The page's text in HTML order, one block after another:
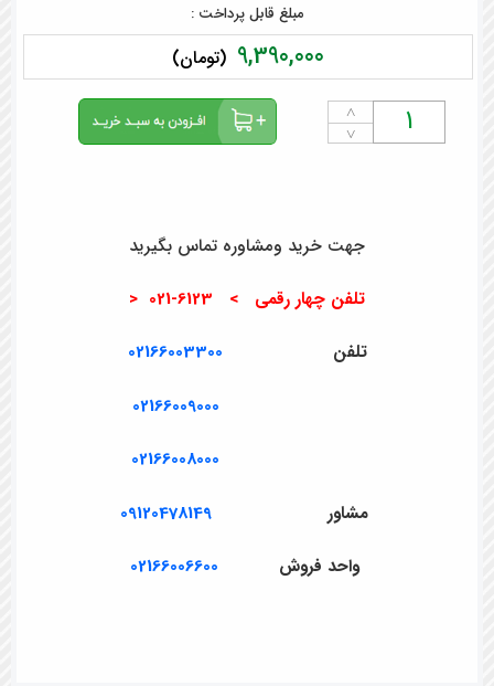
مبلغ قابل پرداخت :
9,390,000 (تومان)
˄
˅
جهت خرید ومشاوره تماس بگیرید
تلفن چهار رقمی > 6123-021 <
تلفن 02166003300
02166009000
02166008000
مشاور 09120478149
واحد فروش 02166006600